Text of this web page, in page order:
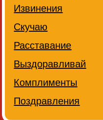
Извинения
Скучаю
Расставание
Выздоравливай
Комплименты
Поздравления